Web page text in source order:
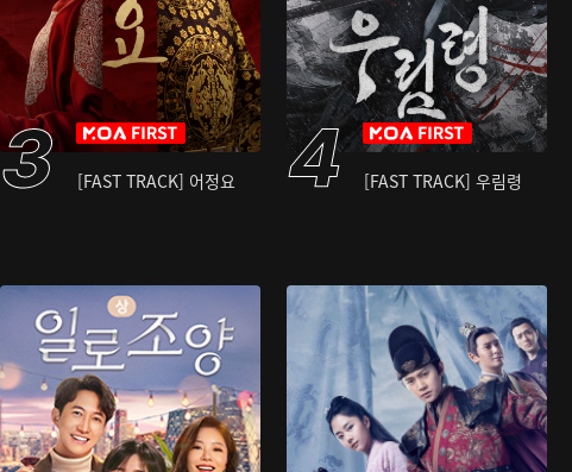
[FAST TRACK] 어정요 [FAST TRACK] 우림령